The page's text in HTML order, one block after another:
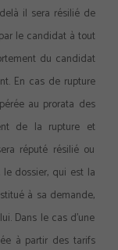
il sera résilié de
le candidat à tout
du candidat
En cas de rupture
au prorata des
de la rupture et
réputé résilié ou
dossier, qui est la
à sa demande,
Dans le cas d’une
à partir des tarifs